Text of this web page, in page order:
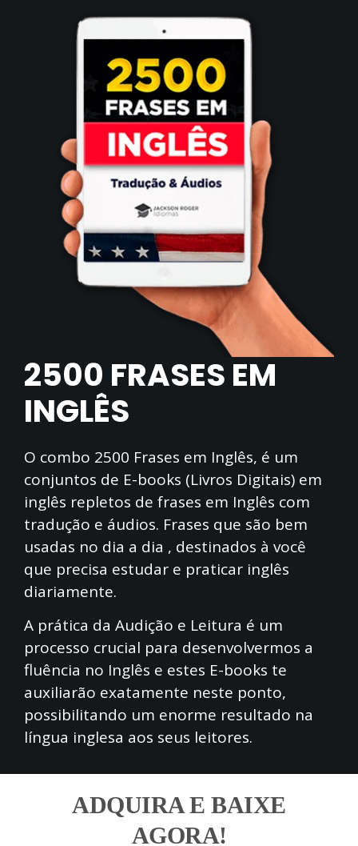
2500 FRASES EM
INGLÊS
O combo 2500 Frases em Inglês, é um
conjuntos de E-books (Livros Digitais) em
inglês repletos de frases em Inglês com
tradução e áudios. Frases que são bem
usadas no dia a dia , destinados à você
que precisa estudar e praticar inglês
diariamente.
A prática da Audição e Leitura é um
processo crucial para desenvolvermos a
fluência no Inglês e estes E-books te
auxiliarão exatamente neste ponto,
possibilitando um enorme resultado na
língua inglesa aos seus leitores.
ADQUIRA E BAIXE
AGORA!